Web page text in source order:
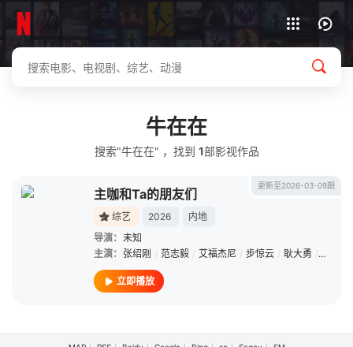
牛在在
搜索"牛在在" ，找到 1部影视作品
更新至2026-03-09期
主咖和Ta的朋友们
综艺 2026
内地
导演： 未知
主演： 张绍刚 / 范志毅 / 艾福杰尼 / 步惊云 / 耿大勇 / 哈哈曹
立即播放